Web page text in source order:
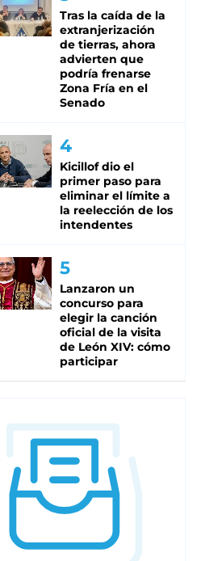
Tras la caída de la
extranjerización
de tierras, ahora
advierten que
podría frenarse
Zona Fría en el
Senado
Kicillof dio el
primer paso para
eliminar el límite a
la reelección de los
intendentes
Lanzaron un
concurso para
elegir la canción
oficial de la visita
de León XIV: cómo
participar